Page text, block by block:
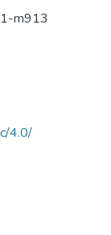
m913
4.0/